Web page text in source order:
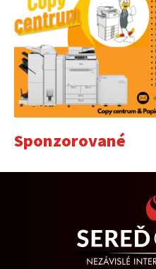
Sponzorované